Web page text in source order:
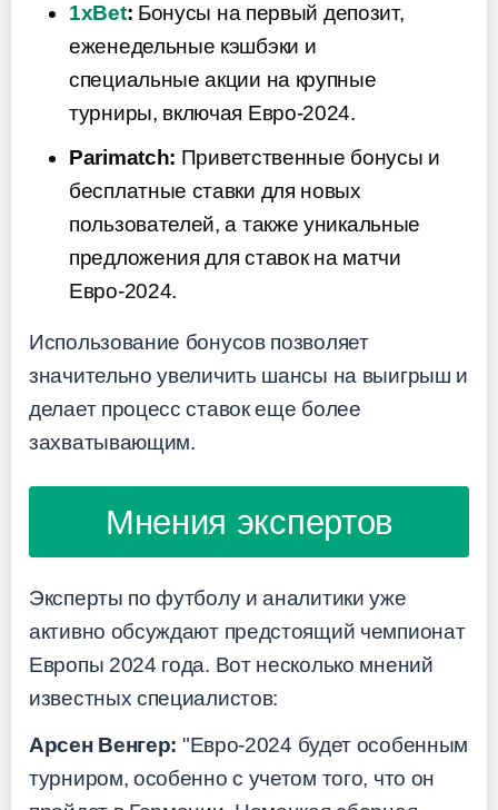
1xBet: Бонусы на первый депозит,
еженедельные кэшбэки и
специальные акции на крупные
турниры, включая Евро-2024.
Parimatch: Приветственные бонусы и
бесплатные ставки для новых
пользователей, а также уникальные
предложения для ставок на матчи
Евро-2024.
Использование бонусов позволяет
значительно увеличить шансы на выигрыш и
делает процесс ставок еще более
захватывающим.
Мнения экспертов
Эксперты по футболу и аналитики уже
активно обсуждают предстоящий чемпионат
Европы 2024 года. Вот несколько мнений
известных специалистов:
Арсен Венгер: "Евро-2024 будет особенным
турниром, особенно с учетом того, что он